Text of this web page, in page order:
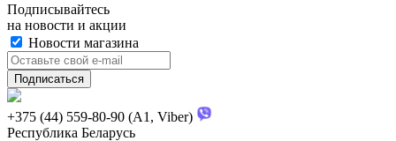
Подписывайтесь
на новости и акции
Новости магазина
+375 (44) 559-80-90 (A1, Viber)
Республика Беларусь